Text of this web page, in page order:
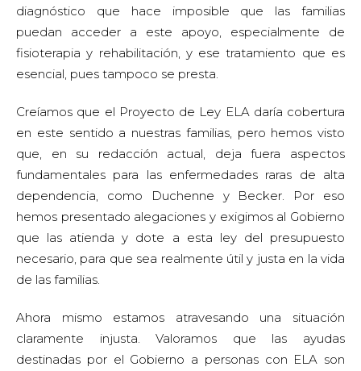
diagnóstico que hace imposible que las familias
puedan acceder a este apoyo, especialmente de
fisioterapia y rehabilitación, y ese tratamiento que es
esencial, pues tampoco se presta.
Creíamos que el Proyecto de Ley ELA daría cobertura
en este sentido a nuestras familias, pero hemos visto
que, en su redacción actual, deja fuera aspectos
fundamentales para las enfermedades raras de alta
dependencia, como Duchenne y Becker. Por eso
hemos presentado alegaciones y exigimos al Gobierno
que las atienda y dote a esta ley del presupuesto
necesario, para que sea realmente útil y justa en la vida
de las familias.
Ahora mismo estamos atravesando una situación
claramente injusta. Valoramos que las ayudas
destinadas por el Gobierno a personas con ELA son